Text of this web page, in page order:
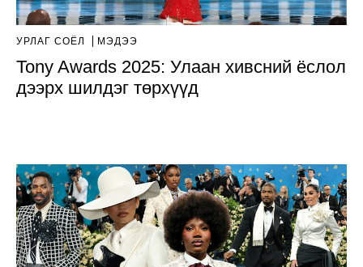
УРЛАГ СОЁЛ МЭДЭЭ
Tony Awards 2025: Улаан хивсний ёслол
дээрх шилдэг төрхүүд